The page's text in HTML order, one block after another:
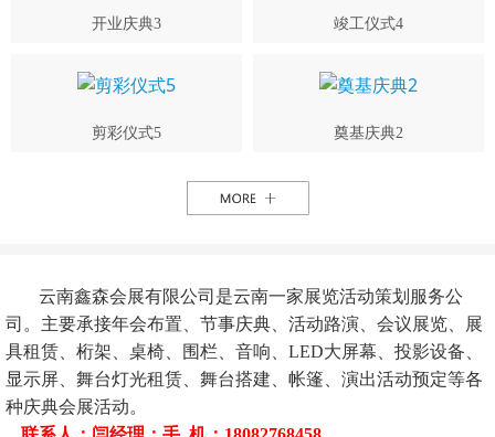
开业庆典3 竣工仪式4
剪彩仪式5 奠基庆典2
云南鑫森会展有限公司是云南一家展览活动策划服务公
司。主要承接年会布置、节事庆典、活动路演、会议展览、展
具租赁、桁架、桌椅、围栏、音响、LED大屏幕、投影设备、
显示屏、舞台灯光租赁、舞台搭建、帐篷、演出活动预定等各
种庆典会展活动。